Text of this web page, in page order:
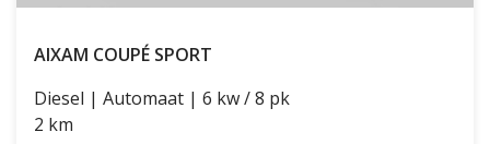
AIXAM COUPÉ SPORT
Diesel
Automaat
6 kw / 8 pk
2 km